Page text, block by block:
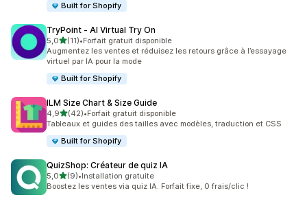
Built for Shopify
TryPoint ‑ AI Virtual Try On
5,0étoile(s) sur 5
(11)
11 avis au total
•Forfait gratuit disponible
Augmentez les ventes et réduisez les retours grâce à l’essayage
virtuel par IA pour la mode
Built for Shopify
ILM Size Chart & Size Guide
4,9étoile(s) sur 5
(42)
42 avis au total
•Forfait gratuit disponible
Tableaux et guides des tailles avec modèles, traduction et CSS
Built for Shopify
QuizShop: Créateur de quiz IA
5,0étoile(s) sur 5
(9)
9 avis au total
•Installation gratuite
Boostez les ventes via quiz IA. Forfait fixe, 0 frais/clic !